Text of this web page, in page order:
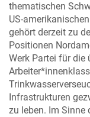
thematischen
US-
gehört derzeit zu
Positionen
Werk Partei für die
Infrastrukturen
zu leben. Im Sinne